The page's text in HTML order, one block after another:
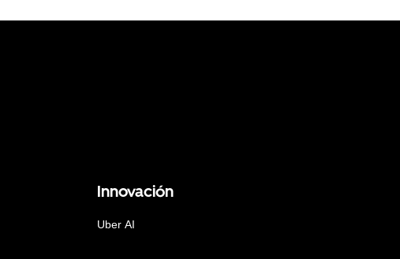
Innovación
Uber AI